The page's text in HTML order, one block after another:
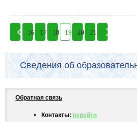
16 17 18 19 20 21
Сведения об
Обратная связь
Контакты: перейти